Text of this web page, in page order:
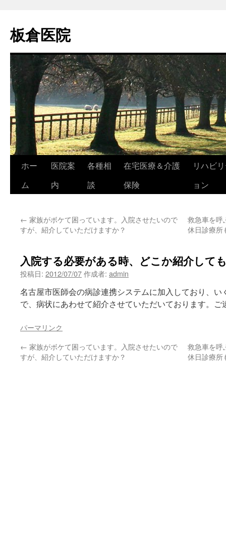
テ
ン
ス
キ
ッ
プ
板倉医院
ホー
ム
医院案
内
各種相
談
在宅医療＆介護
保険
リハビ
ョン
← 家族がボケて困っています。入院させたいので
すが、紹介していただけますか？
救急車を呼
休日診療所
入院する必要がある時、どこか紹介して
投稿日: 2012/07/07作成者: admin
名古屋市医師会の病診連携システムに加入しており、
で、病状にあわせて紹介させていただいております。
パーマリンク
← 家族がボケて困っています。入院させたいので
すが、紹介していただけますか？
救急車を呼
休日診療所